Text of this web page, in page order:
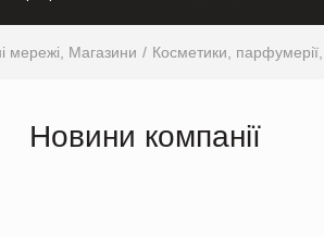
мережі, Магазини Косметики, парфумерії,
Новини компанії